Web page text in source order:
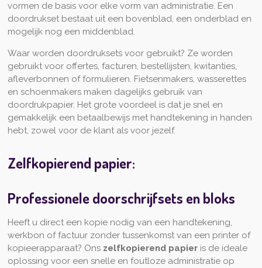
vormen de basis voor elke vorm van administratie. Een
doordrukset bestaat uit een bovenblad, een onderblad en
mogelijk nog een middenblad.
Waar worden doordruksets voor gebruikt? Ze worden
gebruikt voor offertes, facturen, bestellijsten, kwitanties,
afleverbonnen of formulieren. Fietsenmakers, wasserettes
en schoenmakers maken dagelijks gebruik van
doordrukpapier. Het grote voordeel is dat je snel en
gemakkelijk een betaalbewijs met handtekening in handen
hebt, zowel voor de klant als voor jezelf.
Zelfkopierend papier:
Professionele doorschrijfsets en bloks
Heeft u direct een kopie nodig van een handtekening,
werkbon of factuur zonder tussenkomst van een printer of
kopieerapparaat? Ons zelfkopierend papieris de ideale
oplossing voor een snelle en foutloze administratie op